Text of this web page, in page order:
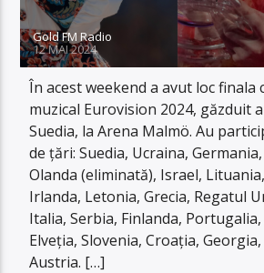
Gold FM Radio
12 MAI 2024
În acest weekend a avut loc finala
muzical Eurovision 2024, găzduit
Suedia, la Arena Malmö. Au
de țări: Suedia, Ucraina,
Olanda (eliminată), Israel,
Irlanda, Letonia, Grecia, Regatul
Italia, Serbia, Finlanda,
Elveția, Slovenia, Croația,
Austria. […]